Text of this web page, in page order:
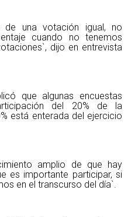
de una votación igual, no
cuando no tenemos
dijo en entrevista
que algunas encuestas
del 20% de la
está enterada del ejercicio
amplio de que hay
es importante participar, si
en el transcurso del día`.